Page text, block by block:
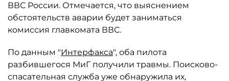
ВВС России. Отмечается, что выяснением
обстоятельств аварии будет заниматься
комиссия главкомата ВВС.
По данным "Интерфакса", оба пилота
разбившегося МиГ получили травмы. Поисково-
спасательная служба уже обнаружила их,